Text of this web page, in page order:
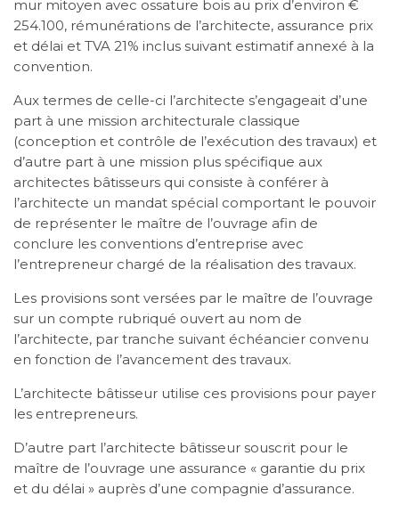
mur mitoyen avec ossature bois au prix d’environ €
254.100, rémunérations de l’architecte, assurance prix
et délai et TVA 21% inclus suivant estimatif annexé à la
convention.
Aux termes de celle-ci l’architecte s’engageait d’une
part à une mission architecturale classique
(conception et contrôle de l’exécution des travaux) et
d’autre part à une mission plus spécifique aux
architectes bâtisseurs qui consiste à conférer à
l’architecte un mandat spécial comportant le pouvoir
de représenter le maître de l’ouvrage afin de
conclure les conventions d’entreprise avec
l’entrepreneur chargé de la réalisation des travaux.
Les provisions sont versées par le maître de l’ouvrage
sur un compte rubriqué ouvert au nom de
l’architecte, par tranche suivant échéancier convenu
en fonction de l’avancement des travaux.
L’architecte bâtisseur utilise ces provisions pour payer
les entrepreneurs.
D’autre part l’architecte bâtisseur souscrit pour le
maître de l’ouvrage une assurance « garantie du prix
et du délai » auprès d’une compagnie d’assurance.